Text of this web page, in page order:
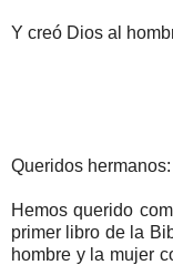
Y creó Dios al
Queridos hermanos:
Hemos querido
primer libro de la
hombre y la mujer